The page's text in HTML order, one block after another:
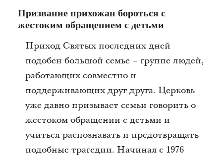
Призвание прихожан бороться с
жестоким обращением с детьми
Приход Святых последних дней
подобен большой семье – группе людей,
работающих совместно и
поддерживающих друг друга. Церковь
уже давно призывает семьи говорить о
жестоком обращении с детьми и
учиться распознавать и предотвращать
подобные трагедии. Начиная с 1976